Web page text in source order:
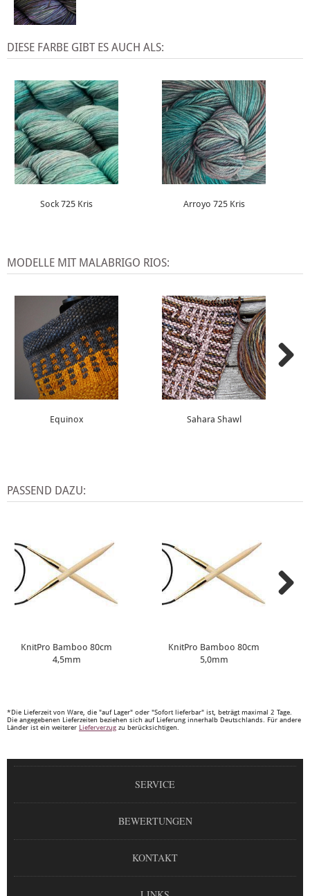
DIESE FARBE GIBT ES AUCH ALS:
Sock 725 Kris Arroyo 725 Kris
MODELLE MIT MALABRIGO RIOS:
Equinox Sahara Shawl
PASSEND DAZU:
KnitPro Bamboo 80cm
4,5mm
KnitPro Bamboo 80cm
5,0mm
*Die Lieferzeit von Ware, die "auf Lager" oder "Sofort lieferbar" ist, beträgt maximal 2 Tage.
Die angegebenen Lieferzeiten beziehen sich auf Lieferung innerhalb Deutschlands. Für andere
Länder ist ein weiterer Lieferverzug zu berücksichtigen.
SERVICE
BEWERTUNGEN
KONTAKT